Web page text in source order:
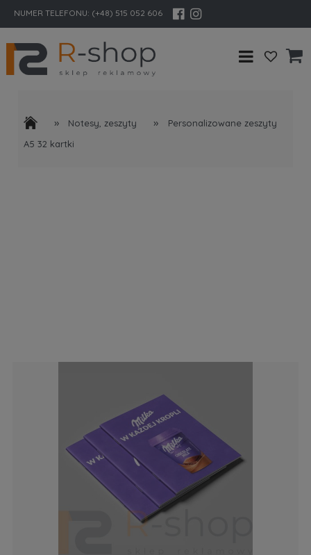
NUMER TELEFONU: (+48) 515 052 606
» Notesy, zeszyty »
Personalizowane zeszyty
A5 32 kartki